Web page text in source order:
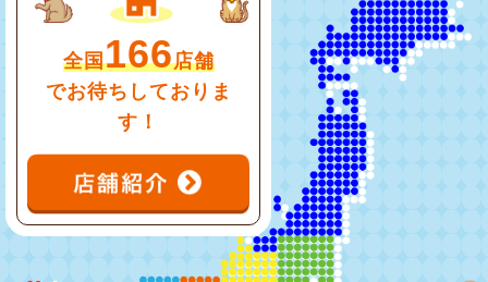
全国166店舗
でお待ちしておりま
す！